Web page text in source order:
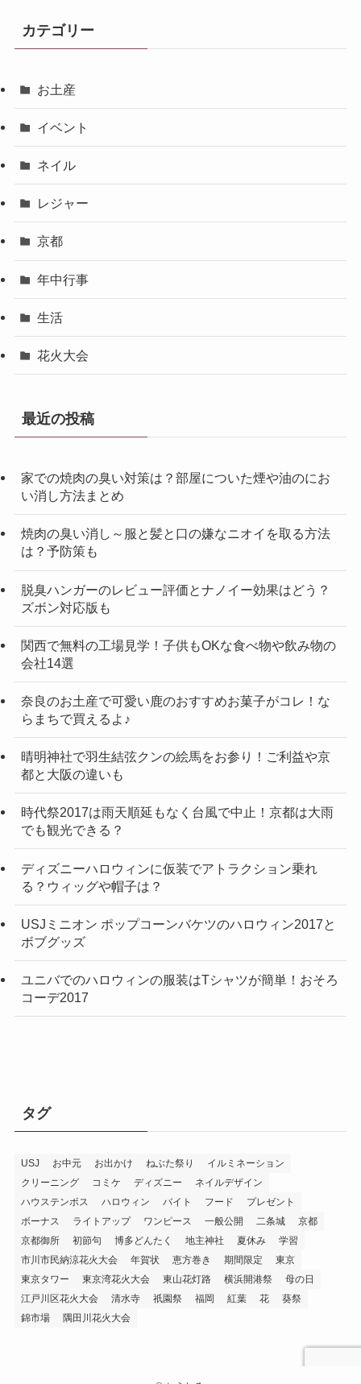
カテゴリー
お土産
イベント
ネイル
レジャー
京都
年中行事
生活
花火大会
最近の投稿
家での焼肉の臭い対策は？部屋についた煙や油のにお
い消し方法まとめ
焼肉の臭い消し～服と髪と口の嫌なニオイを取る方法
は？予防策も
脱臭ハンガーのレビュー評価とナノイー効果はどう？
ズボン対応版も
関西で無料の工場見学！子供もOKな食べ物や飲み物の
会社14選
奈良のお土産で可愛い鹿のおすすめお菓子がコレ！な
らまちで買えるよ♪
晴明神社で羽生結弦クンの絵馬をお参り！ご利益や京
都と大阪の違いも
時代祭2017は雨天順延もなく台風で中止！京都は大雨
でも観光できる？
ディズニーハロウィンに仮装でアトラクション乗れ
る？ウィッグや帽子は？
USJミニオン ポップコーンバケツのハロウィン2017と
ボブグッズ
ユニバでのハロウィンの服装はTシャツが簡単！おそろ
コーデ2017
タグ
USJ お中元 お出かけ ねぶた祭り
イルミネーション
クリーニング
コミケ ディズニー
ネイルデザイン
ハウステンボス
ハロウィン バイト フード
プレゼント
ボーナス
ライトアップ ワンピース 一般公開 二条城
京都
京都御所
初節句 博多どんたく 地主神社 夏休み
学習
市川市民納涼花火大会
年賀状 恵方巻き 期間限定
東京
東京タワー
東京湾花火大会 東山花灯路 横浜開港祭
母の日
江戸川区花火大会
清水寺 祇園祭 福岡 紅葉 花
葵祭
錦市場
隅田川花火大会